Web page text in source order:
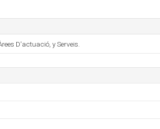
D'actuació, y Serveis.